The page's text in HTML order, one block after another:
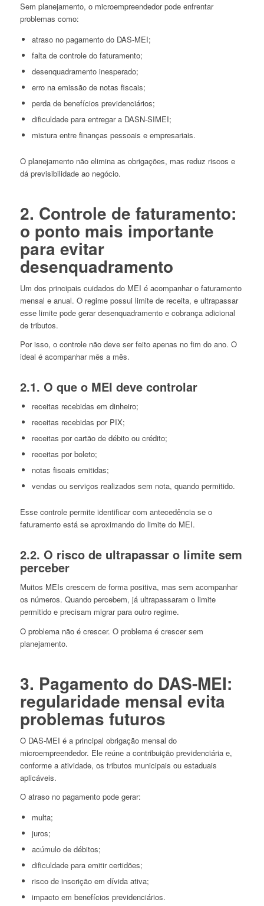
Sem planejamento, o microempreendedor pode enfrentar
problemas como:
atraso no pagamento do DAS-MEI;
falta de controle do faturamento;
desenquadramento inesperado;
erro na emissão de notas fiscais;
perda de benefícios previdenciários;
dificuldade para entregar a DASN-SIMEI;
mistura entre finanças pessoais e empresariais.
O planejamento não elimina as obrigações, mas reduz riscos e
dá previsibilidade ao negócio.
2. Controle de faturamento:
o ponto mais importante
para evitar
desenquadramento
Um dos principais cuidados do MEI é acompanhar o faturamento
mensal e anual. O regime possui limite de receita, e ultrapassar
esse limite pode gerar desenquadramento e cobrança adicional
de tributos.
Por isso, o controle não deve ser feito apenas no fim do ano. O
ideal é acompanhar mês a mês.
2.1. O que o MEI deve controlar
receitas recebidas em dinheiro;
receitas recebidas por PIX;
receitas por cartão de débito ou crédito;
receitas por boleto;
notas fiscais emitidas;
vendas ou serviços realizados sem nota, quando permitido.
Esse controle permite identificar com antecedência se o
faturamento está se aproximando do limite do MEI.
2.2. O risco de ultrapassar o limite sem
perceber
Muitos MEIs crescem de forma positiva, mas sem acompanhar
os números. Quando percebem, já ultrapassaram o limite
permitido e precisam migrar para outro regime.
O problema não é crescer. O problema é crescer sem
planejamento.
3. Pagamento do DAS-MEI:
regularidade mensal evita
problemas futuros
O DAS-MEI é a principal obrigação mensal do
microempreendedor. Ele reúne a contribuição previdenciária e,
conforme a atividade, os tributos municipais ou estaduais
aplicáveis.
O atraso no pagamento pode gerar:
multa;
juros;
acúmulo de débitos;
dificuldade para emitir certidões;
risco de inscrição em dívida ativa;
impacto em benefícios previdenciários.